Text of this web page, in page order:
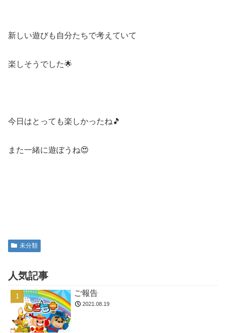
新しい遊びも自分たちで考えていて
楽しそうでした🌟
今日はとっても楽しかったね🎵
また一緒に遊ぼうね😍
未分類
人気記事
ご報告
2021.08.19